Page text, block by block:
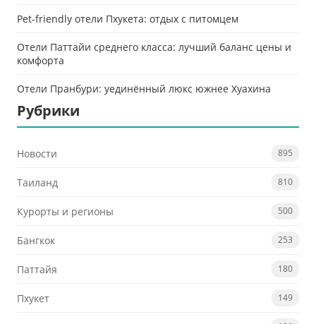
Pet-friendly отели Пхукета: отдых с питомцем
Отели Паттайи среднего класса: лучший баланс цены и
комфорта
Отели Пранбури: уединённый люкс южнее Хуахина
Рубрики
Новости 895
Таиланд 810
Курорты и регионы 500
Бангкок 253
Паттайя 180
Пхукет 149